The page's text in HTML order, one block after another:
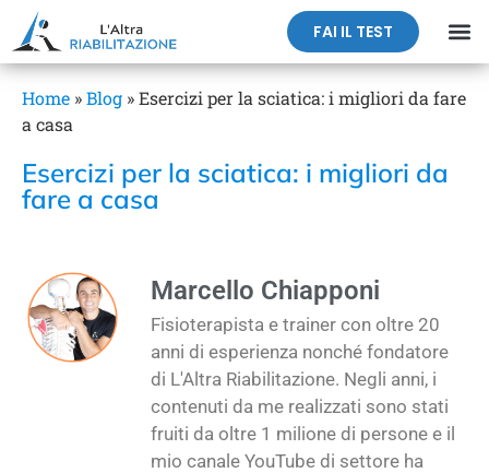
FAI IL TEST
Home »Blog »Esercizi per la sciatica: i migliori da fare
a casa
Esercizi per la sciatica: i migliori da
fare a casa
Marcello Chiapponi
Fisioterapista e trainer con oltre 20
anni di esperienza nonché fondatore
di L'Altra Riabilitazione. Negli anni, i
contenuti da me realizzati sono stati
fruiti da oltre 1 milione di persone e il
mio canale YouTube di settore ha